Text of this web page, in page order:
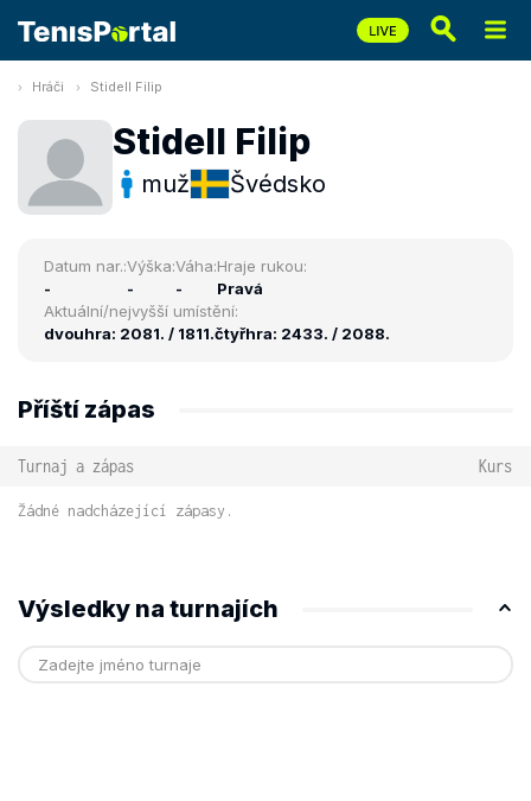
Hráči Stidell Filip
Stidell Filip
muž Švédsko
Datum nar.:
-
Výška:
-
Váha:
-
Hraje rukou:
Pravá
Aktuální/nejvyšší umístění:
dvouhra: 2081. / 1811.čtyřhra: 2433. / 2088.
Příští zápas
Turnaj a zápas Kurs
Žádné nadcházející zápasy.
Výsledky na turnajích